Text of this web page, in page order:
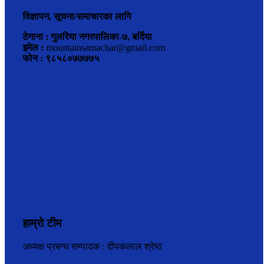
विज्ञापन, सूचना/समाचारका लागि
ठेगाना : गुलरिया नगरपालिका-७, बर्दिया
इमेल : mountainsamachar@gmail.com
फोन : ९८५८०७७७७५
हाम्रो टीम
अध्यक्ष प्रबन्ध सम्पादक : दीपकलाल श्रेष्ठ